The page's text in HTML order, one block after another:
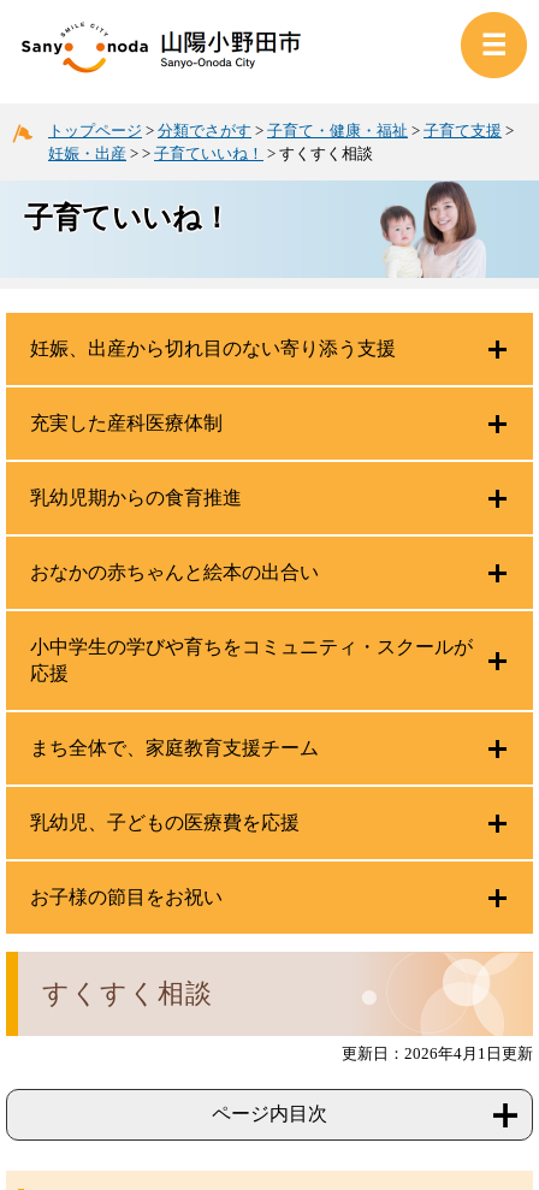
トップページ > 分類でさがす > 子育て・健康・福祉 > 子育て支援 >
妊娠・出産 > > 子育ていいね！ > すくすく相談
子育ていいね！
すくすく相談
更新日：2026年4月1日更新
ページ内目次
妊娠、出産から切れ目のない寄り添う支援
充実した産科医療体制
乳幼児期からの食育推進
おなかの赤ちゃんと絵本の出合い
小中学生の学びや育ちをコミュニティ・スクールが
応援
まち全体で、家庭教育支援チーム
乳幼児、子どもの医療費を応援
お子様の節目をお祝い